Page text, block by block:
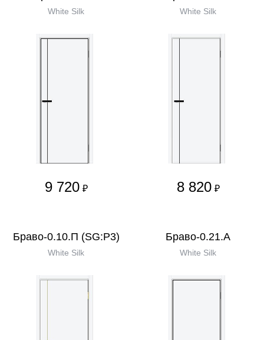
White Silk
9 720 ₽
White Silk
8 820 ₽
Браво-0.10.П (SG:P3)
White Silk
Браво-0.21.А
White Silk